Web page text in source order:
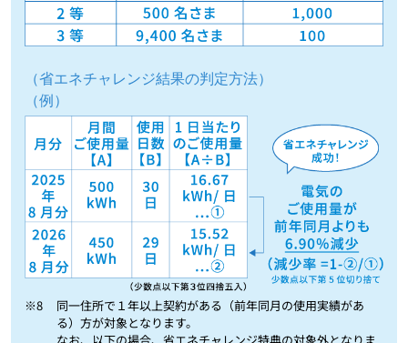
（省エネチャレンジ結果の判定方法）
（例）
※8
同一住所で１年以上契約がある（前年同月の使用実績があ
る）方が対象となります。